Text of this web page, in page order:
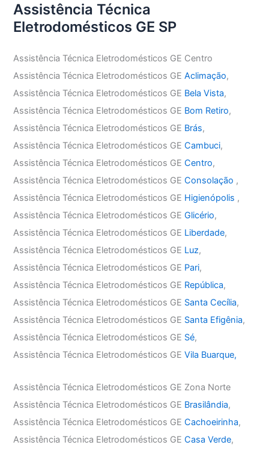
Assistência Técnica
Eletrodomésticos GE SP
Assistência Técnica Eletrodomésticos GE Centro
Assistência Técnica Eletrodomésticos GEAclimação,
Assistência Técnica Eletrodomésticos GE Bela Vista,
Assistência Técnica Eletrodomésticos GE Bom Retiro,
Assistência Técnica Eletrodomésticos GE Brás,
Assistência Técnica Eletrodomésticos GECambuci,
Assistência Técnica Eletrodomésticos GECentro,
Assistência Técnica Eletrodomésticos GEConsolação ,
Assistência Técnica Eletrodomésticos GE Higienópolis ,
Assistência Técnica Eletrodomésticos GEGlicério,
Assistência Técnica Eletrodomésticos GE Liberdade,
Assistência Técnica Eletrodomésticos GE Luz,
Assistência Técnica Eletrodomésticos GE Pari,
Assistência Técnica Eletrodomésticos GE República,
Assistência Técnica Eletrodomésticos GE Santa Cecília,
Assistência Técnica Eletrodomésticos GE Santa Efigênia,
Assistência Técnica Eletrodomésticos GE Sé,
Assistência Técnica Eletrodomésticos GEVila Buarque,
Assistência Técnica Eletrodomésticos GE Zona Norte
Assistência Técnica Eletrodomésticos GE Brasilândia,
Assistência Técnica Eletrodomésticos GECachoeirinha,
Assistência Técnica Eletrodomésticos GECasa Verde,